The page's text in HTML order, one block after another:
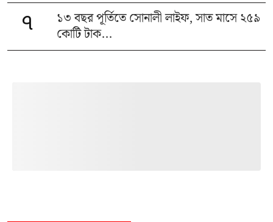
৭
১৩ বছর পূর্তিতে সোনালী লাইফ, সাত মাসে ২৫৯
কোটি টাক...